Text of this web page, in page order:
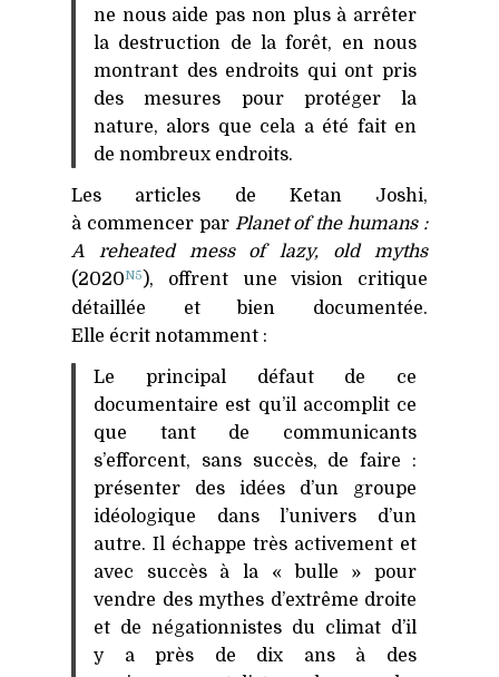
ne nous aide pas non plus à arrêter
la destruction de la forêt, en nous
montrant des endroits qui ont pris
des mesures pour protéger la
nature, alors que cela a été fait en
de nombreux endroits.
Les articles de Ketan Joshi,
à commencer par Planet of the humans :
A reheated mess of lazy, old myths
(2020N5 ), offrent une vision critique
détaillée et bien documentée.
Elle écrit notamment :
Le principal défaut de ce
documentaire est qu’il accomplit ce
que tant de communicants
s’efforcent, sans succès, de faire :
présenter des idées d’un groupe
idéologique dans l’univers d’un
autre. Il échappe très activement et
avec succès à la « bulle » pour
vendre des mythes d’extrême droite
et de négationnistes du climat d’il
y a près de dix ans à des